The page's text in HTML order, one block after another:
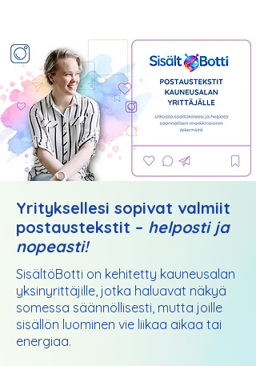
Yrityksellesi sopivat valmiit
postaustekstit – helposti ja
nopeasti!
SisältöBotti on kehitetty kauneusalan
yksinyrittäjille, jotka haluavat näkyä
somessa säännöllisesti, mutta joille
sisällön luominen vie liikaa aikaa tai
energiaa.